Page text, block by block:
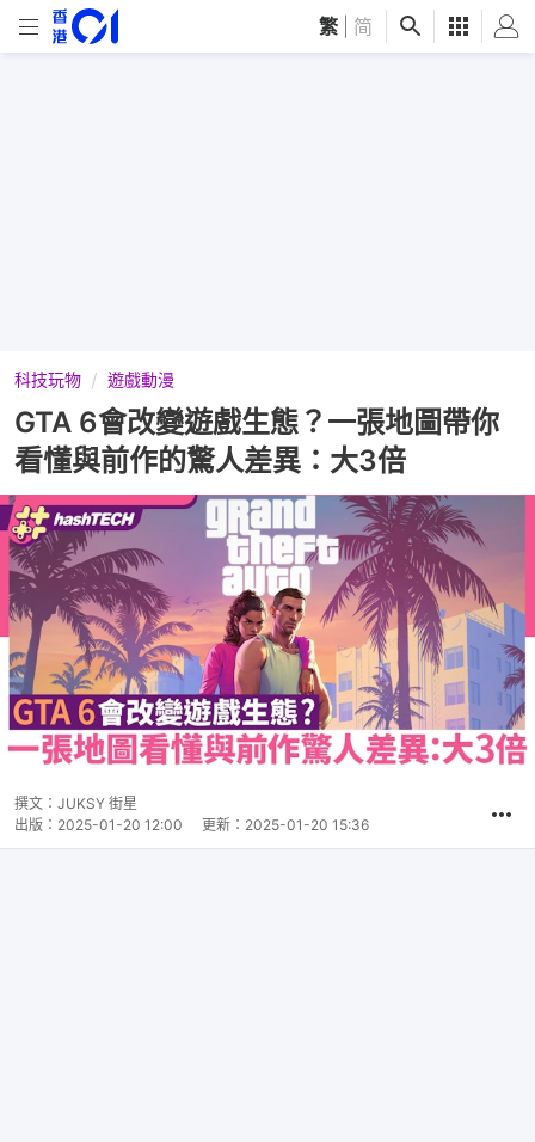
繁 简
科技玩物 遊戲動漫
GTA 6會改變遊戲生態？一張地圖帶你
看懂與前作的驚人差異：大3倍
撰文： JUKSY 街星
出版： 2025-01-20 12:00 更新： 2025-01-20 15:36